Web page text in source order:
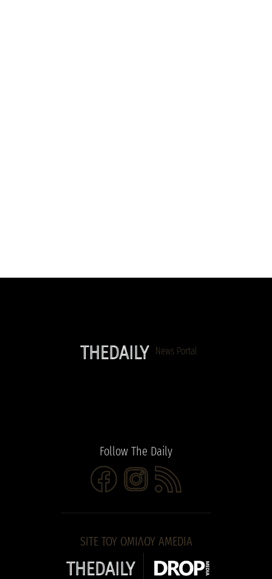
News Portal
Follow The Daily
https://www.facebook.com/people/The-Daily/
Instagram
Τροφοδοσία RSS
SITE ΤΟΥ ΟΜΙΛΟΥ AMEDIA